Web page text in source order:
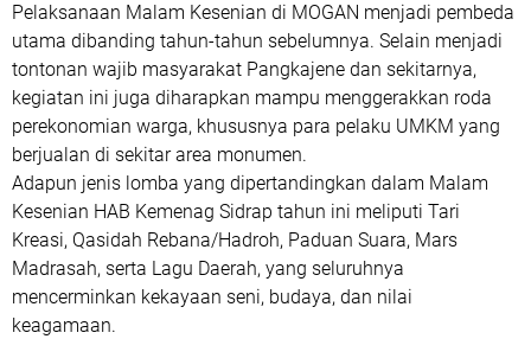
Pelaksanaan Malam Kesenian di MOGAN menjadi pembeda
utama dibanding tahun-tahun sebelumnya. Selain menjadi
tontonan wajib masyarakat Pangkajene dan sekitarnya,
kegiatan ini juga diharapkan mampu menggerakkan roda
perekonomian warga, khususnya para pelaku UMKM yang
berjualan di sekitar area monumen.
Adapun jenis lomba yang dipertandingkan dalam Malam
Kesenian HAB Kemenag Sidrap tahun ini meliputi Tari
Kreasi, Qasidah Rebana/Hadroh, Paduan Suara, Mars
Madrasah, serta Lagu Daerah, yang seluruhnya
mencerminkan kekayaan seni, budaya, dan nilai
keagamaan.